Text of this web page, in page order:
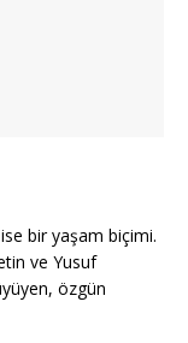
ise bir yaşam biçimi.
ve Yusuf
özgün